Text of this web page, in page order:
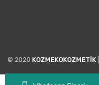
© 2020 KOZMEKOKOZMETİK